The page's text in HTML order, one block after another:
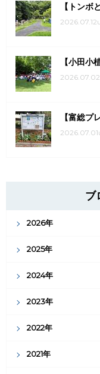
【トンボ
【小田小
【富総プ
ブ
2026年
2025年
2024年
2023年
2022年
2021年